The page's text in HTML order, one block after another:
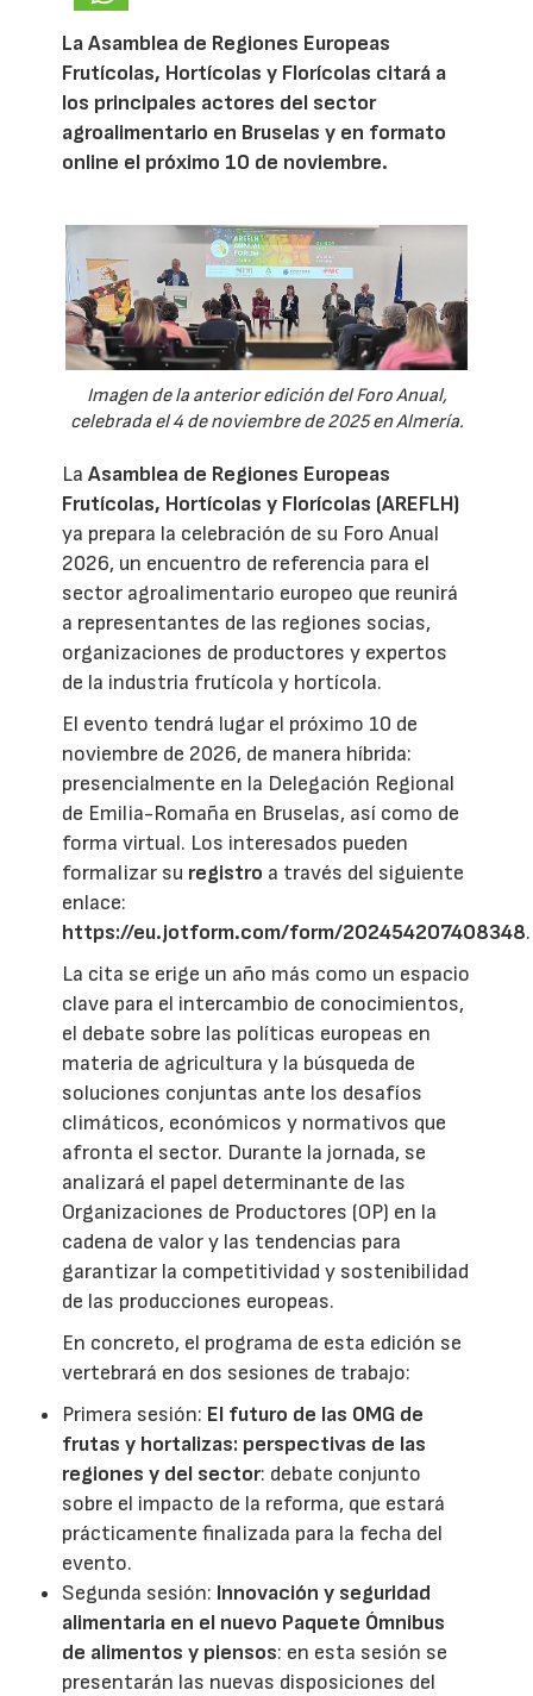
La Asamblea de Regiones Europeas
Frutícolas, Hortícolas y Florícolas citará a
los principales actores del sector
agroalimentario en Bruselas y en formato
online el próximo 10 de noviembre.
Imagen de la anterior edición del Foro Anual,
celebrada el 4 de noviembre de 2025 en Almería.
LaAsamblea de Regiones Europeas
Frutícolas, Hortícolas y Florícolas (AREFLH)
ya prepara la celebración de su Foro Anual
2026, un encuentro de referencia para el
sector agroalimentario europeo que reunirá
a representantes de las regiones socias,
organizaciones de productores y expertos
de la industria frutícola y hortícola.
El evento tendrá lugar el próximo 10 de
noviembre de 2026, de manera híbrida:
presencialmente en la Delegación Regional
de Emilia-Romaña en Bruselas, así como de
forma virtual. Los interesados pueden
formalizar su registro a través del siguiente
enlace:
https://eu.jotform.com/form/202454207408348.
La cita se erige un año más como un espacio
clave para el intercambio de conocimientos,
el debate sobre las políticas europeas en
materia de agricultura y la búsqueda de
soluciones conjuntas ante los desafíos
climáticos, económicos y normativos que
afronta el sector. Durante la jornada, se
analizará el papel determinante de las
Organizaciones de Productores (OP) en la
cadena de valor y las tendencias para
garantizar la competitividad y sostenibilidad
de las producciones europeas.
En concreto, el programa de esta edición se
vertebrará en dos sesiones de trabajo:
Primera sesión: El futuro de las OMG de
frutas y hortalizas: perspectivas de las
regiones y del sector: debate conjunto
sobre el impacto de la reforma, que estará
prácticamente finalizada para la fecha del
evento.
Segunda sesión: Innovación y seguridad
alimentaria en el nuevo Paquete Ómnibus
de alimentos y piensos: en esta sesión se
presentarán las nuevas disposiciones del